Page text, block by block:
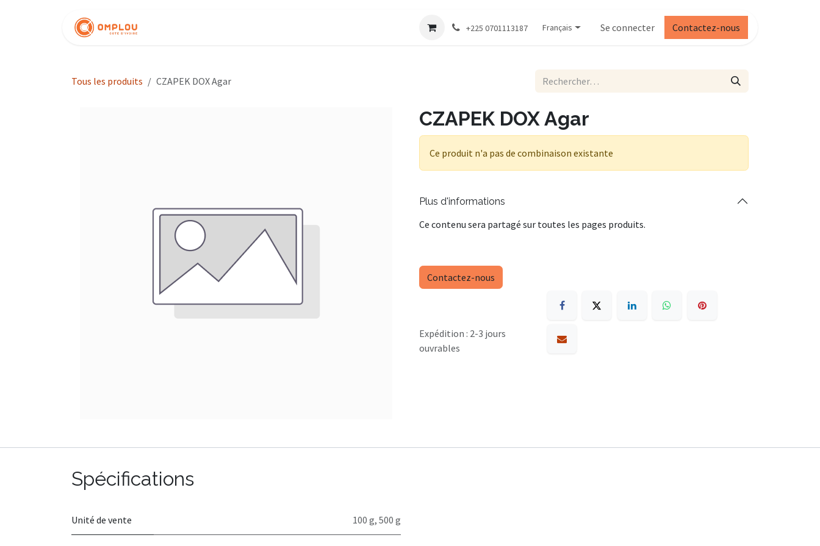
+225 0701113187 Français Se connecter Contactez-nous
Tous les produits CZAPEK DOX Agar
CZAPEK DOX Agar
Ce produit n'a pas de combinaison existante
Plus d'informations
Ce contenu sera partagé sur toutes les pages produits.
Contactez-nous
Expédition : 2-3 jours
ouvrables
Spécifications
Unité de vente 100 g, 500 g